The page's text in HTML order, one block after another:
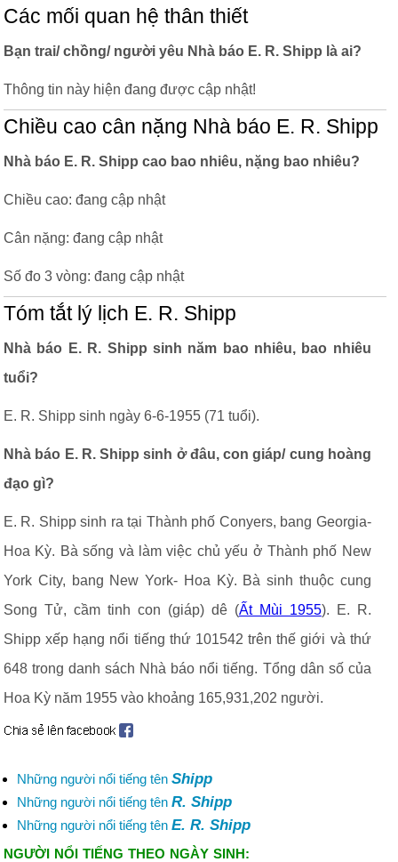
Các mối quan hệ thân thiết
Bạn trai/ chồng/ người yêu Nhà báo E. R. Shipp là ai?
Thông tin này hiện đang được cập nhật!
Chiều cao cân nặng Nhà báo E. R. Shipp
Nhà báo E. R. Shipp cao bao nhiêu, nặng bao nhiêu?
Chiều cao: đang cập nhật
Cân nặng: đang cập nhật
Số đo 3 vòng: đang cập nhật
Tóm tắt lý lịch E. R. Shipp
Nhà báo E. R. Shipp sinh năm bao nhiêu, bao nhiêu
tuổi?
E. R. Shipp sinh ngày 6-6-1955 (71 tuổi).
Nhà báo E. R. Shipp sinh ở đâu, con giáp/ cung hoàng
đạo gì?
E. R. Shipp sinh ra tại Thành phố Conyers, bang Georgia-
Hoa Kỳ. Bà sống và làm việc chủ yếu ở Thành phố New
York City, bang New York- Hoa Kỳ. Bà sinh thuộc cung
Song Tử, cầm tinh con (giáp) dê (Ất Mùi 1955). E. R.
Shipp xếp hạng nổi tiếng thứ 101542 trên thế giới và thứ
648 trong danh sách Nhà báo nổi tiếng. Tổng dân số của
Hoa Kỳ năm 1955 vào khoảng 165,931,202 người.
Những người nổi tiếng tên Shipp
Những người nổi tiếng tên R. Shipp
Những người nổi tiếng tên E. R. Shipp
NGƯỜI NỔI TIẾNG THEO NGÀY SINH: